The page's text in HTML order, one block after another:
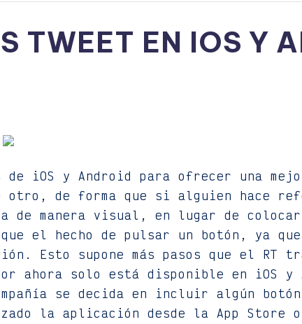
TWEET EN IOS Y
iOS y Android para ofrecer una
de forma que si alguien hace
de manera visual, en lugar de
el hecho de pulsar un botón, ya
Esto supone más pasos que el RT
ahora solo está disponible en iOS y
se decida en incluir algún
la aplicación desde la App Store